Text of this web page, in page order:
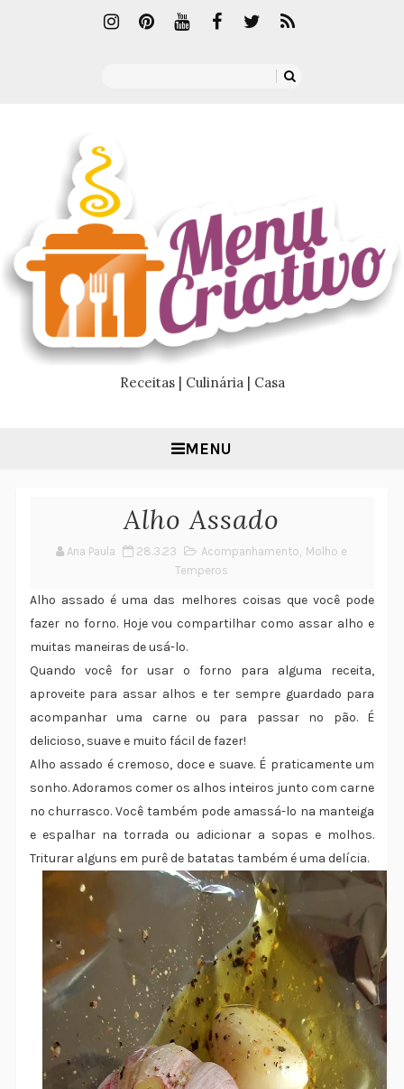
Receitas | Culinária | Casa
MENU
Alho Assado
Ana Paula 28.3.23 Acompanhamento, Molho e
Temperos
Alho assado é uma das melhores coisas que você pode
fazer no forno. Hoje vou compartilhar como assar alho e
muitas maneiras de usá-lo.
Quando você for usar o forno para alguma receita,
aproveite para assar alhos e ter sempre guardado para
acompanhar uma carne ou para passar no pão. É
delicioso, suave e muito fácil de fazer!
Alho assado é cremoso, doce e suave. É praticamente um
sonho. Adoramos comer os alhos inteiros junto com carne
no churrasco. Você também pode amassá-lo na manteiga
e espalhar na torrada ou adicionar a sopas e molhos.
Triturar alguns em purê de batatas também é uma delícia.